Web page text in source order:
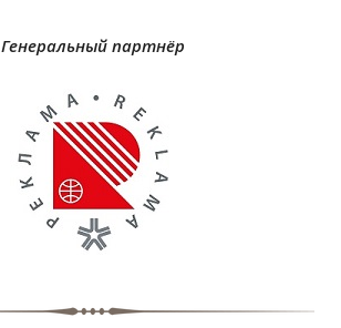
Генеральный партнёр